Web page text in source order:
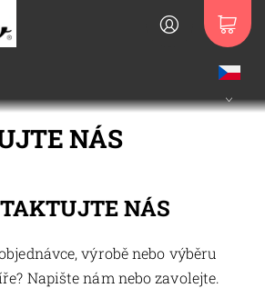
NÁS
NÁS
výrobě nebo výběru
Napište nám nebo zavolejte.